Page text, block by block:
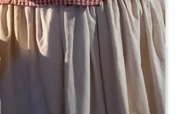
MES DE APERTURA
J A S N